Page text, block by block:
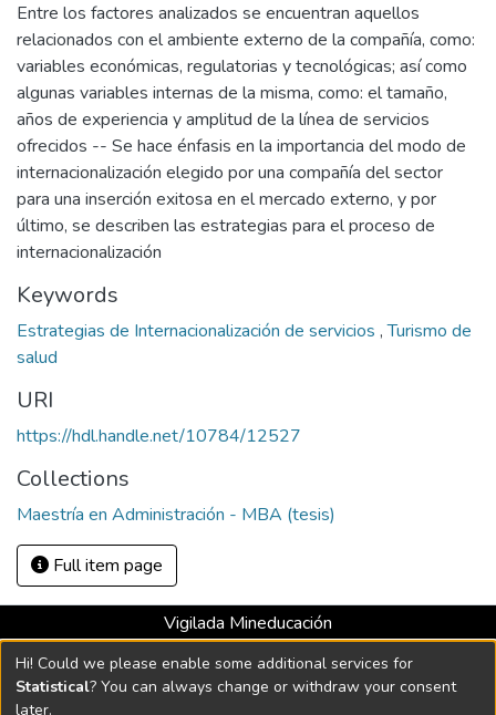
Entre los factores analizados se encuentran aquellos
relacionados con el ambiente externo de la compañía, como:
variables económicas, regulatorias y tecnológicas; así como
algunas variables internas de la misma, como: el tamaño,
años de experiencia y amplitud de la línea de servicios
ofrecidos -- Se hace énfasis en la importancia del modo de
internacionalización elegido por una compañía del sector
para una inserción exitosa en el mercado externo, y por
último, se describen las estrategias para el proceso de
internacionalización
Keywords
Estrategias de Internacionalización de servicios ,Turismo de
salud
URI
https://hdl.handle.net/10784/12527
Collections
Maestría en Administración - MBA (tesis)
Full item page
Vigilada Mineducación
Universidad con Acreditación Institucional hasta 2026 -
Resolución MEN 2158 de 2018
Hi! Could we please enable some additional services for
Statistical? You can always change or withdraw your consent
later.